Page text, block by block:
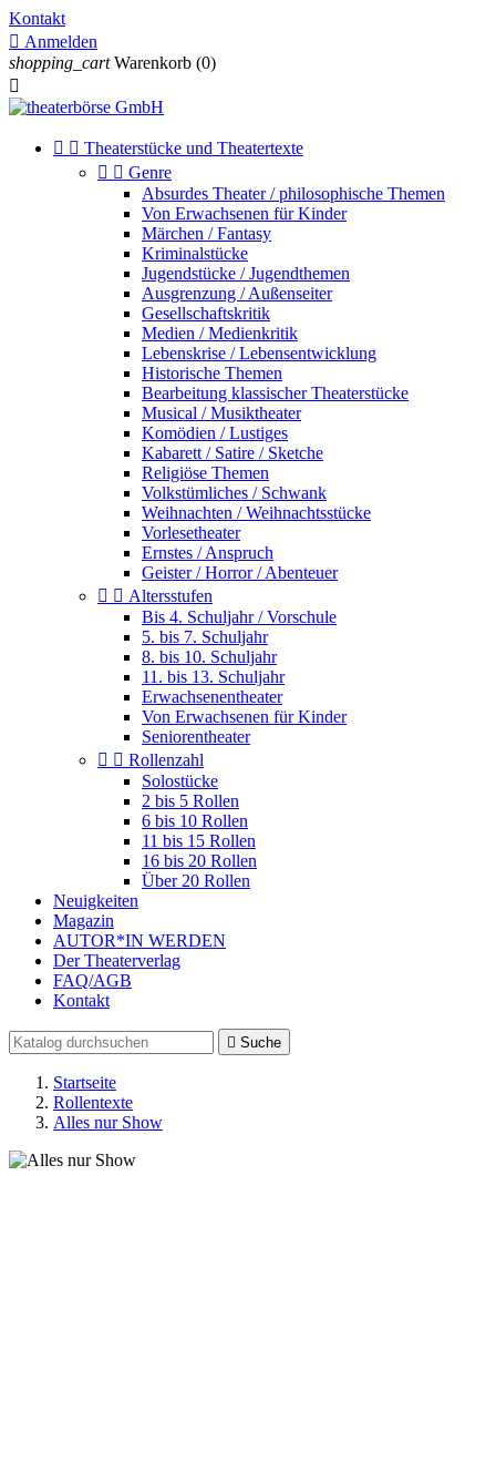
Kontakt
 Anmelden
shopping_cart Warenkorb (0)

  Theaterstücke und Theatertexte
  Genre
Absurdes Theater / philosophische Themen
Von Erwachsenen für Kinder
Märchen / Fantasy
Kriminalstücke
Jugendstücke / Jugendthemen
Ausgrenzung / Außenseiter
Gesellschaftskritik
Medien / Medienkritik
Lebenskrise / Lebensentwicklung
Historische Themen
Bearbeitung klassischer Theaterstücke
Musical / Musiktheater
Komödien / Lustiges
Kabarett / Satire / Sketche
Religiöse Themen
Volkstümliches / Schwank
Weihnachten / Weihnachtsstücke
Vorlesetheater
Ernstes / Anspruch
Geister / Horror / Abenteuer
  Altersstufen
Bis 4. Schuljahr / Vorschule
5. bis 7. Schuljahr
8. bis 10. Schuljahr
11. bis 13. Schuljahr
Erwachsenentheater
Von Erwachsenen für Kinder
Seniorentheater
  Rollenzahl
Solostücke
2 bis 5 Rollen
6 bis 10 Rollen
11 bis 15 Rollen
16 bis 20 Rollen
Über 20 Rollen
Neuigkeiten
Magazin
AUTOR*IN WERDEN
Der Theaterverlag
FAQ/AGB
Kontakt
 Suche
Startseite
Rollentexte
Alles nur Show